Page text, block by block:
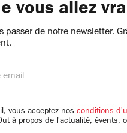
vous allez
passer de notre newsletter.
vous acceptez nos conditions
à propos de l'actualité, évents,